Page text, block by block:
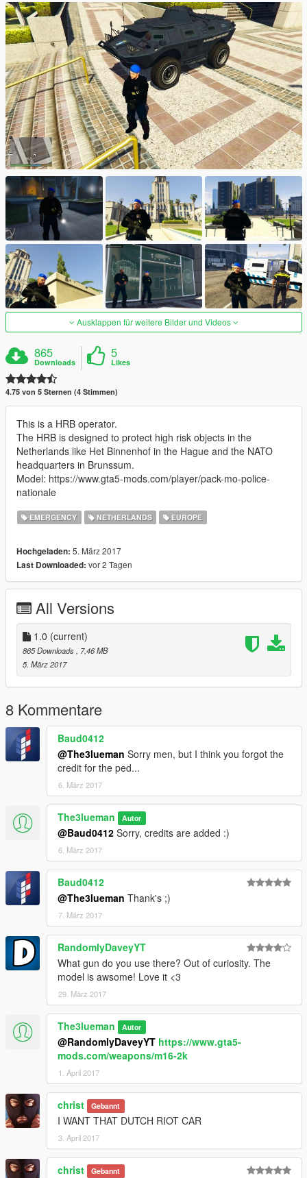
Ausklappen für weitere Bilder und Videos
865
Downloads
5
Likes
4.75 von 5 Sternen (4 Stimmen)
This is a HRB operator.
The HRB is designed to protect high risk objects in the
Netherlands like Het Binnenhof in the Hague and the NATO
headquarters in Brunssum.
Model: https://www.gta5-mods.com/player/pack-mo-police-
nationale
EMERGENCY NETHERLANDS EUROPE
Hochgeladen: 5. März 2017
Last Downloaded: vor 2 Tagen
All Versions
1.0 (current)
865 Downloads
, 7,46 MB
5. März 2017
8 Kommentare
Baud0412
@The3lueman Sorry men, but I think you forgot the
credit for the ped...
6. März 2017
The3lueman Autor
@Baud0412 Sorry, credits are added :)
6. März 2017
Baud0412
@The3lueman Thank's ;)
7. März 2017
RandomlyDaveyYT
What gun do you use there? Out of curiosity. The
model is awsome! Love it <3
29. März 2017
The3lueman Autor
@RandomlyDaveyYT https://www.gta5-
mods.com/weapons/m16-2k
1. April 2017
christ Gebannt
I WANT THAT DUTCH RIOT CAR
3. April 2017
christ Gebannt